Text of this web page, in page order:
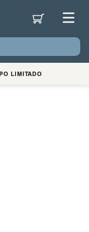
LIMITADO